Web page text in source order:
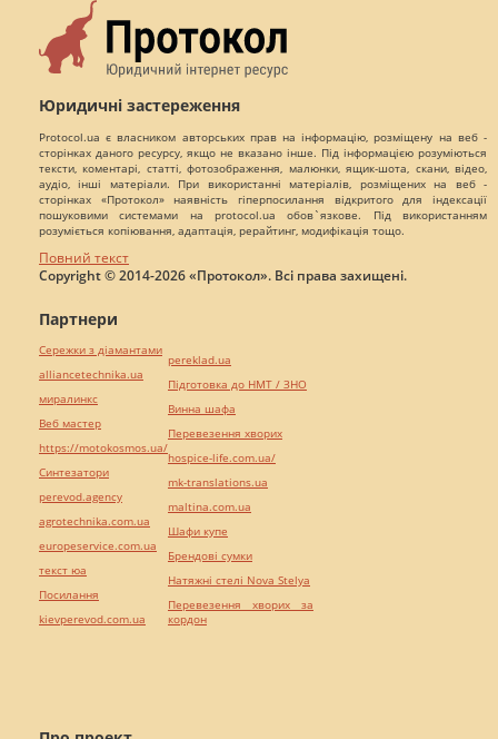
Юридичні застереження
Protocol.ua є власником авторських прав на інформацію, розміщену на веб -
сторінках даного ресурсу, якщо не вказано інше. Під інформацією розуміються
тексти, коментарі, статті, фотозображення, малюнки, ящик-шота, скани, відео,
аудіо, інші матеріали. При використанні матеріалів, розміщених на веб -
сторінках «Протокол» наявність гіперпосилання відкритого для індексації
пошуковими системами на protocol.ua обов`язкове. Під використанням
розуміється копіювання, адаптація, рерайтинг, модифікація тощо.
Повний текст
Copyright © 2014-2026 «Протокол». Всі права захищені.
Партнери
Сережки з діамантами
alliancetechnika.ua
миралинкс
Веб мастер
https://motokosmos.ua/
Синтезатори
perevod.agency
agrotechnika.com.ua
europeservice.com.ua
текст юа
Посилання
kievperevod.com.ua
pereklad.ua
Підготовка до НМТ / ЗНО
Винна шафа
Перевезення хворих
hospice-life.com.ua/
mk-translations.ua
maltina.com.ua
Шафи купе
Брендові сумки
Натяжні стелі Nova Stelya
Перевезення хворих за
кордон